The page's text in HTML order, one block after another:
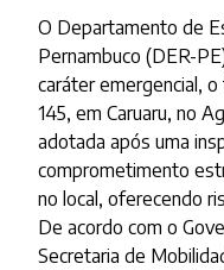
O Departamento de
Pernambuco (DER-
caráter emergencial,
145, em Caruaru, no
adotada após uma
comprometimento
no local, oferecendo
De acordo com o
Secretaria de